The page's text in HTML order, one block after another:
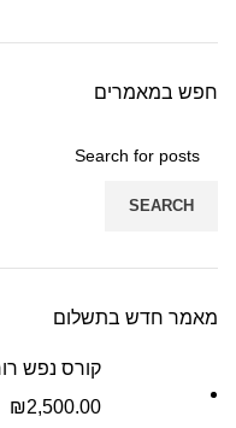
חפש במאמרים
SEARCH
מאמר חדש בתשלום
קורס נפש
₪2,500.00